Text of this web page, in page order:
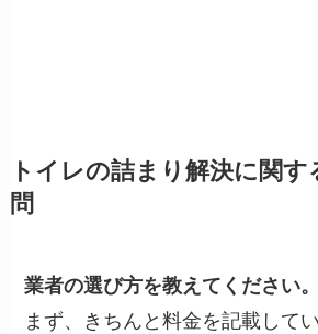
トイレの詰まり解決に関
問
業者の選び方を教えてください。
まず、きちんと料金を記載して